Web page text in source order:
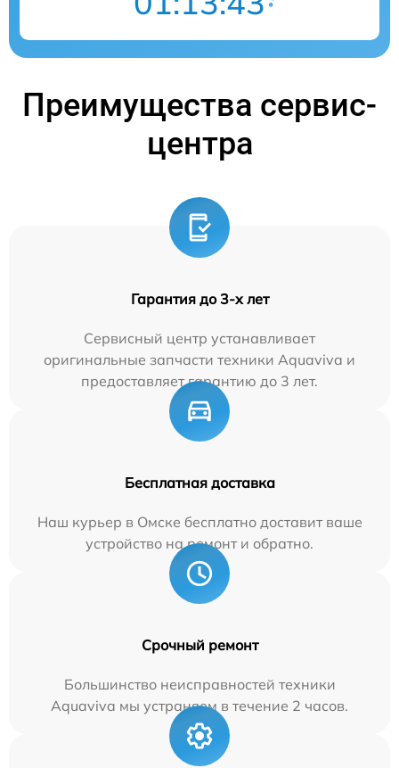
Преимущества сервис-
центра
Гарантия до 3-х лет
Сервисный центр устанавливает
оригинальные запчасти техники Aquaviva и
предоставляет гарантию до 3 лет.
Бесплатная доставка
Наш курьер в Омске бесплатно доставит ваше
устройство на ремонт и обратно.
Срочный ремонт
Большинство неисправностей техники
Aquaviva мы устраняем в течение 2 часов.